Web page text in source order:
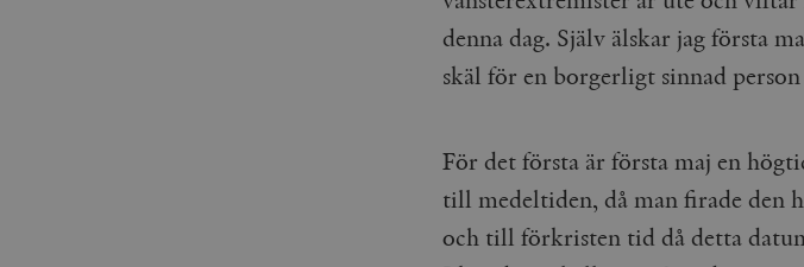
denna dag. Själv älskar jag första
skäl för en borgerligt sinnad
För det första är första maj en
till medeltiden, då man firade den
och till förkristen tid då detta